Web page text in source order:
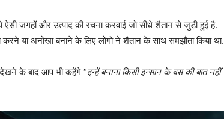
जगहों और उत्पाद की रचना करवाई जो सीधे शैतान से जुड़ी हुई है.
करने या अनोखा बनाने के लिए लोगो ने शैतान के साथ समझौता किया था.
के बाद आप भी कहेंगे “इन्हें बनाना किसी इन्सान के बस की बात नहीं